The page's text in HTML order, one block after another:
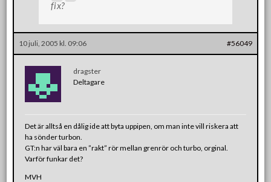
fix?
10 juli, 2005 kl. 09:06 #56049
dragster
Deltagare
Det är alltså en dålig ide att byta uppipen, om man inte vill riskera att
ha sönder turbon.
GT:n har väl bara en ”rakt” rör mellan grenrör och turbo, orginal.
Varför funkar det?
MVH